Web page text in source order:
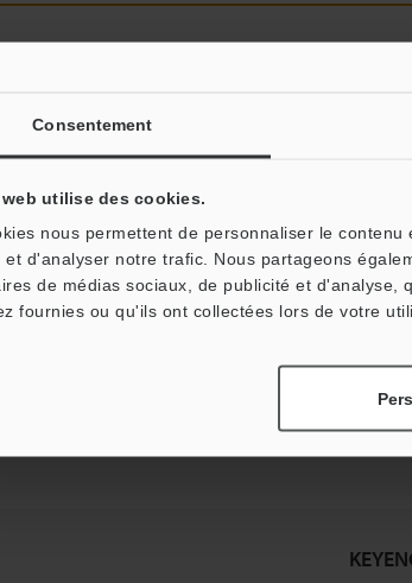
Consentement
utilise des cookies.
nous permettent de personnaliser le
et d'analyser notre trafic. Nous partageons
de médias sociaux, de publicité et
fournies ou qu'ils ont collectées lors de votre
une confidentialité totale : vos informations ne